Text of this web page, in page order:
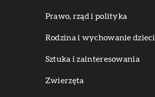
Prawo, rząd i polityka
Rodzina i wychowanie dzieci
Sztuka i zainteresowania
Zwierzęta